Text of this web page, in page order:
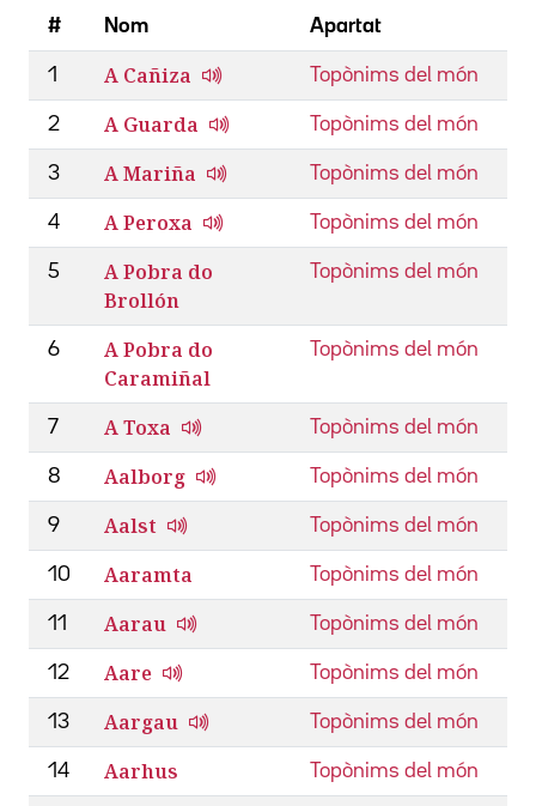
# Nom Apartat
1 A Cañiza Topònims del món
2 A Guarda Topònims del món
3 A Mariña Topònims del món
4 A Peroxa Topònims del món
5
A Pobra do
Brollón
Topònims del món
6
A Pobra do
Caramiñal
Topònims del món
7 A Toxa Topònims del món
8 Aalborg Topònims del món
9 Aalst Topònims del món
10 Aaramta Topònims del món
11 Aarau Topònims del món
12 Aare Topònims del món
13 Aargau Topònims del món
14 Aarhus Topònims del món